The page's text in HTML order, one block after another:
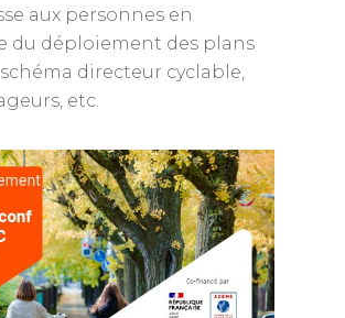
aux personnes en
du déploiement des plans
schéma directeur cyclable,
etc.